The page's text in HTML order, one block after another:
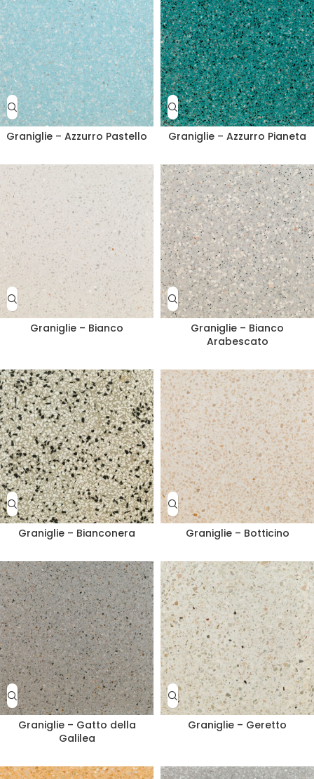
Graniglie – Azzurro Pastello Graniglie – Azzurro Pianeta
Graniglie – Bianco
Graniglie – Bianco
Arabescato
Graniglie – Bianconera Graniglie – Botticino
Graniglie – Gatto della
Galilea
Graniglie – Geretto